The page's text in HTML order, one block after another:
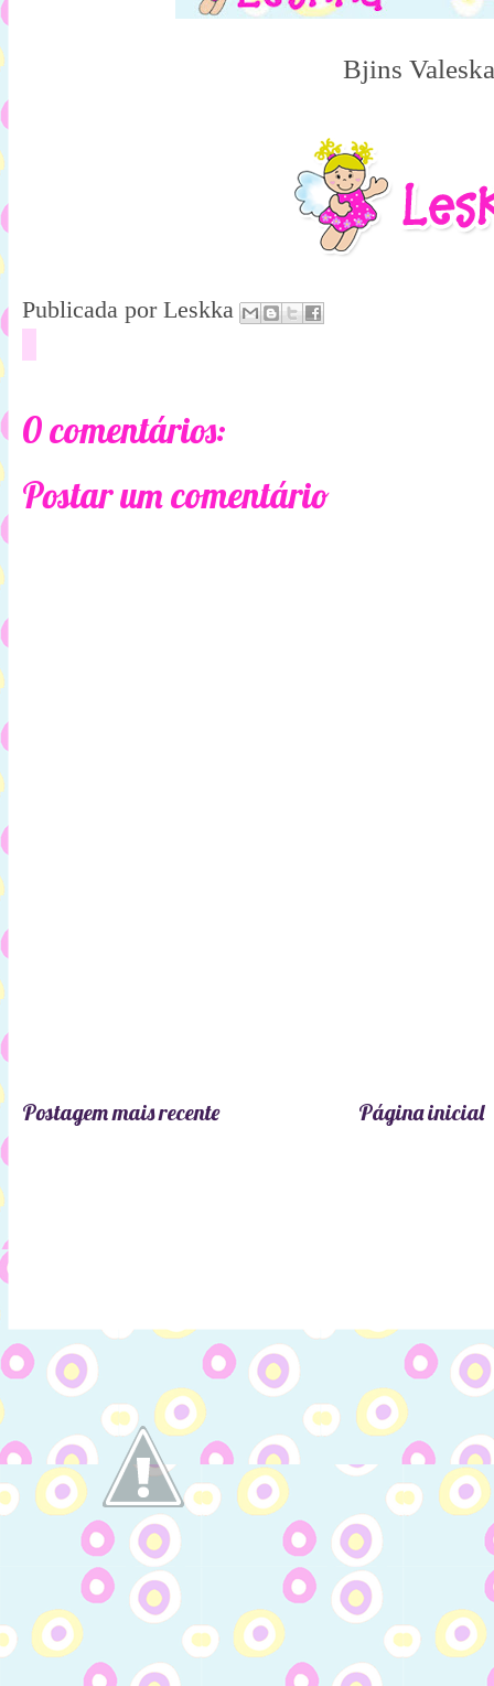
Bjins Valeska
Publicada por Leskka
0 comentários:
Postar um comentário
Postagem mais recente Página inicial